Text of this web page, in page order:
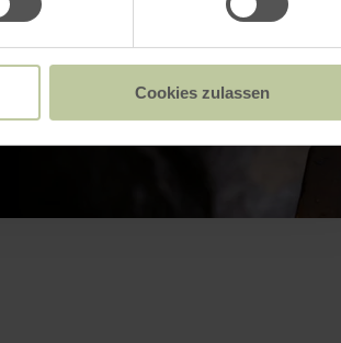
Cookies zulassen